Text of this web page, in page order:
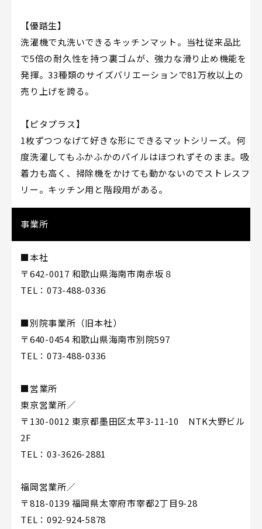
【優踏生】
洗濯機で丸洗いできるキッチンマット。当社従来品比
で5倍の耐久性を持つ裏ゴムが、強力な滑り止め機能を
発揮。33種類のサイズバリエーションで81万枚以上の
売り上げを誇る。
【ピタプラス】
1枚ずつつなげて好きな形にできるマットシリーズ。何
度洗濯してもふかふかのパイルはほつれずそのまま。吸
着力も高く、掃除機をかけても動かないのでストレスフ
リー。キッチン用と階段用がある。
事業所
■本社
〒642-0017 和歌山県海南市南赤坂８
TEL：073-488-0336
■別院事業所（旧本社）
〒640-0454 和歌山県海南市別院597
TEL：073-488-0336
■営業所
東京営業所／
〒130-0012 東京都墨田区太平3-11-10 NTK大野ビル
2F
TEL：03-3626-2881
福岡営業所／
〒818-0139 福岡県太宰府市宰都2丁目9-28
TEL：092-924-5878